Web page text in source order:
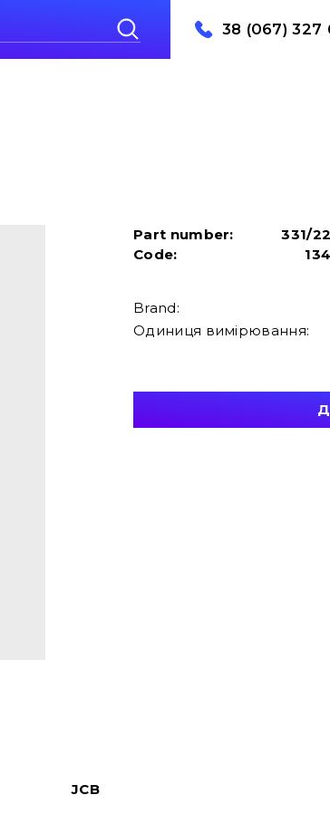
38 (067) 327
Part number:
331/
Code:
Brand:
Одиниця вимірювання:
JCB